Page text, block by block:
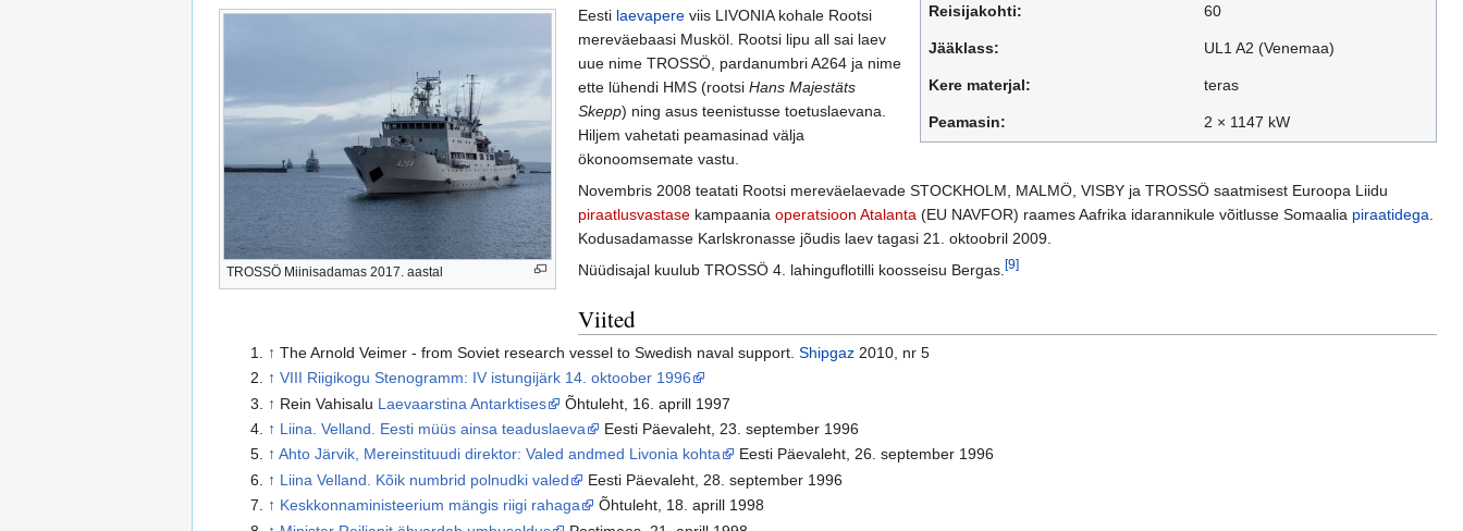
Reisijakohti: 60
Jääklass: UL1 A2 (Venemaa)
Kere materjal: teras
Peamasin: 2 × 1147 kW
TROSSÖ Miinisadamas 2017. aastal
Eesti laevapereviis LIVONIA kohale Rootsi
mereväebaasi Musköl. Rootsi lipu all sai laev
uue nime TROSSÖ, pardanumbri A264 ja nime
ette lühendi HMS (rootsi Hans Majestäts
Skepp) ning asus teenistusse toetuslaevana.
Hiljem vahetati peamasinad välja
ökonoomsemate vastu.
Novembris 2008 teatati Rootsi mereväelaevade STOCKHOLM, MALMÖ, VISBY ja TROSSÖ saatmisest Euroopa Liidu
piraatlusvastasekampaania operatsioon Atalanta (EU NAVFOR) raames Aafrika idarannikule võitlusse Somaalia piraatidega
Kodusadamasse Karlskronasse jõudis laev tagasi 21. oktoobril 2009.
Nüüdisajal kuulub TROSSÖ 4. lahinguflotilli koosseisu Bergas. [9]
Viited
↑ The Arnold Veimer - from Soviet research vessel to Swedish naval support. Shipgaz2010, nr 5
↑ VIII Riigikogu Stenogramm: IV istungijärk 14. oktoober 1996
↑ Rein Vahisalu Laevaarstina Antarktises
Õhtuleht, 16. aprill 1997
↑ Liina. Velland. Eesti müüs ainsa teaduslaeva
Eesti Päevaleht, 23. september 1996
↑ Ahto Järvik, Mereinstituudi direktor: Valed andmed Livonia kohta
Eesti Päevaleht, 26. september 1996
↑ Liina Velland. Kõik numbrid polnudki valed
Eesti Päevaleht, 28. september 1996
↑ Keskkonnaministeerium mängis riigi rahaga
Õhtuleht, 18. aprill 1998